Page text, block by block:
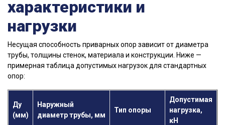
характеристики и
нагрузки
Несущая способность приварных опор зависит от диаметра
трубы, толщины стенок, материала и конструкции. Ниже —
примерная таблица допустимых нагрузок для стандартных
опор:
Ду
(мм)
Наружный
диаметр трубы, мм
Тип опоры
Допустимая
нагрузка,
кН